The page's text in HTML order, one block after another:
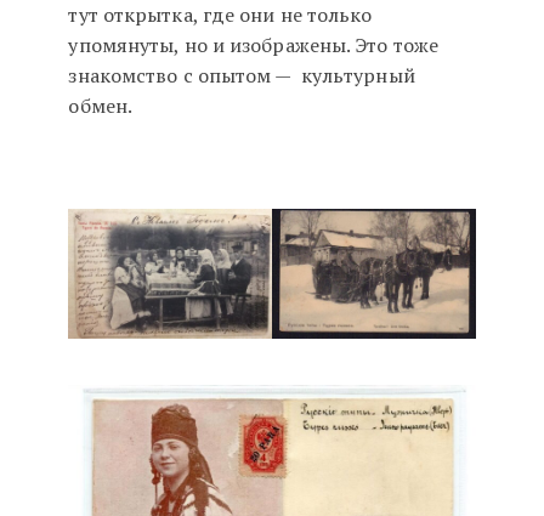
тут открытка, где они не только
упомянуты, но и изображены. Это тоже
знакомство с опытом — культурный
обмен.